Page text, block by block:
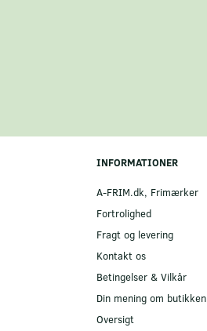
INFORMATIONER
A-FRIM.dk, Frimærker
Fortrolighed
Fragt og levering
Kontakt os
Betingelser & Vilkår
Din mening om butikken
Oversigt